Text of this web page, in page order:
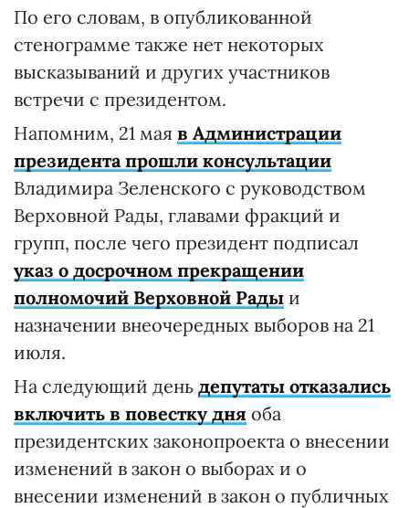
По его словам, в опубликованной
стенограмме также нет некоторых
высказываний и других участников
встречи с президентом.
Напомним, 21 мая в Администрации
президента прошли консультации
Владимира Зеленского с руководством
Верховной Рады, главами фракций и
групп, после чего президент подписал
указ о досрочном прекращении
полномочий Верховной Рады и
назначении внеочередных выборов на 21
июля.
На следующий день депутаты отказались
включить в повестку дня оба
президентских законопроекта о внесении
изменений в закон о выборах и о
внесении изменений в закон о публичных